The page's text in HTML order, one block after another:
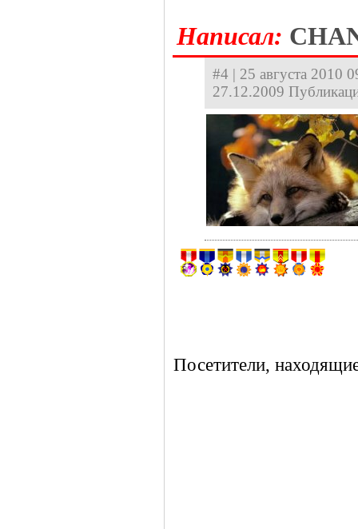
Hаписал:
#4 | 25 августа 2010
27.12.2009
Посетители,